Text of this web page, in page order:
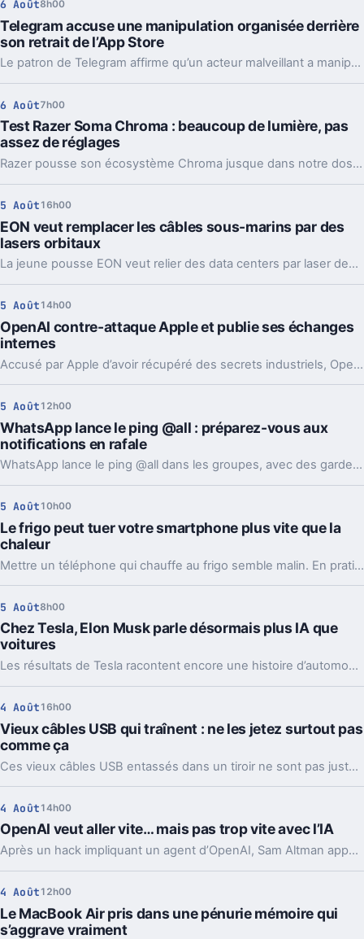
6 Août8h00
Telegram accuse une manipulation organisée derrière
son retrait de l’App Store
Le patron de Telegram affirme qu’un acteur malveillant a manipulé les signalements pour faire retirer l’app par Apple. Un précédent qui inquiète vraiment.
6 Août7h00
Test Razer Soma Chroma : beaucoup de lumière, pas
assez de réglages
Razer pousse son écosystème Chroma jusque dans notre dos avec la Soma Chroma, une chaise gaming bardée de RGB et proposée à 529,99 euros. Spectaculaire dans un setup, confortable au quotidien, elle nous laisse pourtant un sentiment mitigé face à une ergonomie étonnamment peu personnalisable à ce niveau de prix.
5 Août 16h00
EON veut remplacer les câbles sous-marins par des
lasers orbitaux
La jeune pousse EON veut relier des data centers par laser depuis l’orbite. Une idée très ambitieuse, portée par l’explosion des besoins en IA.
5 Août 14h00
OpenAI contre-attaque Apple et publie ses échanges
internes
Accusé par Apple d’avoir récupéré des secrets industriels, OpenAI riposte avec des mails et des logs de chat. L’enjeu va bien au-delà du simple procès.
5 Août 12h00
WhatsApp lance le ping @all : préparez-vous aux
notifications en rafale
WhatsApp lance le ping @all dans les groupes, avec des garde-fous. Sondages et création de sous-groupes gagnent aussi en souplesse.
5 Août 10h00
Le frigo peut tuer votre smartphone plus vite que la
chaleur
Mettre un téléphone qui chauffe au frigo semble malin. En pratique, la condensation et le choc thermique peuvent l’abîmer bien plus vite.
5 Août8h00
Chez Tesla, Elon Musk parle désormais plus IA que
voitures
Les résultats de Tesla racontent encore une histoire d’automobile. Les prises de parole d’Elon Musk, elles, regardent de plus en plus vers l’IA et les robots.
4 Août 16h00
Vieux câbles USB qui traînent : ne les jetez surtout pas
comme ça
Ces vieux câbles USB entassés dans un tiroir ne sont pas juste du bazar. Les recycler, les donner ou en garder quelques-uns peut vraiment faire la différence.
4 Août 14h00
OpenAI veut aller vite… mais pas trop vite avec l’IA
Après un hack impliquant un agent d’OpenAI, Sam Altman appelle à ralentir le rythme de l’IA. Mais le vrai débat ne se limite pas à freiner.
4 Août 12h00
Le MacBook Air pris dans une pénurie mémoire qui
s’aggrave vraiment